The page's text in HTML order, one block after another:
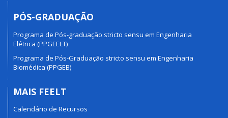
PÓS-GRADUAÇÃO
Programa de Pós-graduação stricto sensu em Engenharia
Elétrica (PPGEELT)
Programa de Pós-Graduação stricto sensu em Engenharia
Biomédica (PPGEB)
MAIS FEELT
Calendário de Recursos